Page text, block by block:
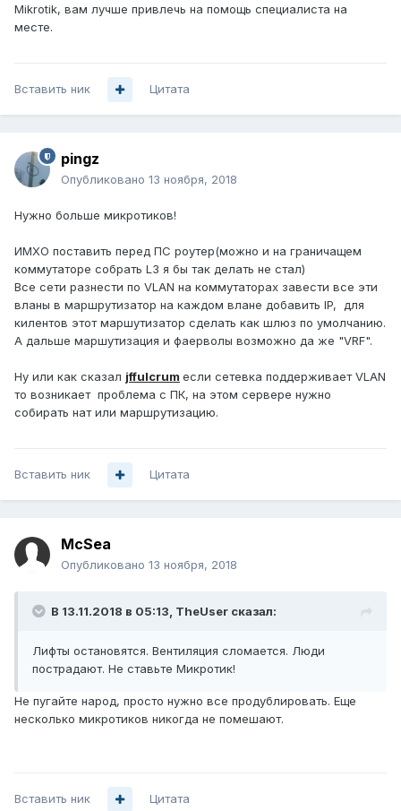
Mikrotik, вам лучше привлечь на помощь специалиста на
месте.
Вставить ник Цитата
pingz
Опубликовано 13 ноября, 2018
Нужно больше микротиков!
ИМХО поставить перед ПС роутер(можно и на граничащем
коммутаторе собрать L3 я бы так делать не стал)
Все сети разнести по VLAN на коммутаторах завести все эти
вланы в маршрутизатор на каждом влане добавить IP, для
килентов этот маршутизатор сделать как шлюз по умолчанию.
А дальше маршутизация и фаерволы возможно да же "VRF".
Ну или как сказал jffulcrum если сетевка поддерживает VLAN
то возникает проблема с ПК, на этом сервере нужно
собирать нат или маршрутизацию.
Вставить ник Цитата
McSea
Опубликовано 13 ноября, 2018
В 13.11.2018 в 05:13, TheUser сказал:
Лифты остановятся. Вентиляция сломается. Люди
пострадают. Не ставьте Микротик!
Не пугайте народ, просто нужно все продублировать. Еще
несколько микротиков никогда не помешают.
Вставить ник Цитата